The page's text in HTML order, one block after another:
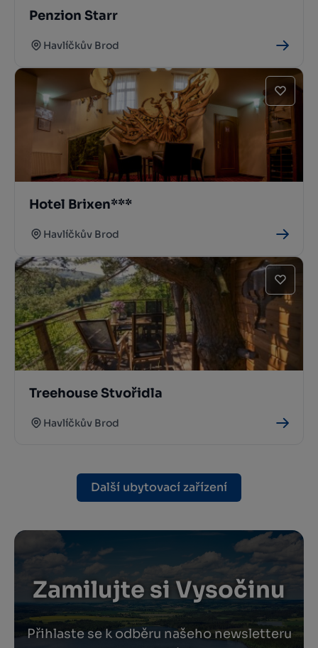
Penzion Starr
Havlíčkův Brod
Hotel Brixen***
Havlíčkův Brod
Treehouse Stvořidla
Havlíčkův Brod
Další ubytovací zařízení
Zamilujte si Vysočinu
Přihlaste se k odběru našeho newsletteru